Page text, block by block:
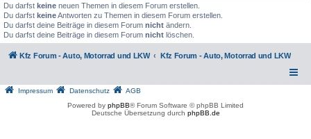
Du darfst keine neuen Themen in diesem Forum erstellen.
Du darfst keineAntworten zu Themen in diesem Forum erstellen.
Du darfst deine Beiträge in diesem Forum nicht ändern.
Du darfst deine Beiträge in diesem Forum nicht löschen.
Kfz Forum - Auto, Motorrad und LKW Kfz Forum - Auto, Motorrad und LKW
Impressum Datenschutz
AGB
Powered by phpBB® Forum Software © phpBB Limited
Deutsche Übersetzung durch phpBB.de